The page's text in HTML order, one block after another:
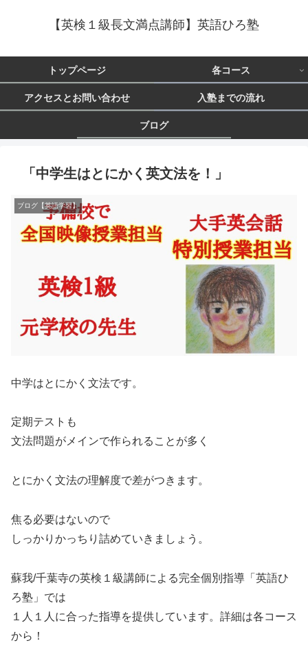
【英検１級長文満点講師】英語ひろ塾
トップページ 各コース
アクセスとお問い合わせ 入塾までの流れ
ブログ
「中学生はとにかく英文法を！」
ブログ【英語学習】
中学はとにかく文法です。
定期テストも
文法問題がメインで作られることが多く
とにかく文法の理解度で差がつきます。
焦る必要はないので
しっかりかっちり詰めていきましょう。
蘇我/千葉寺の英検１級講師による完全個別指導「英語ひ
ろ塾」では
１人１人に合った指導を提供しています。詳細は各コース
から！